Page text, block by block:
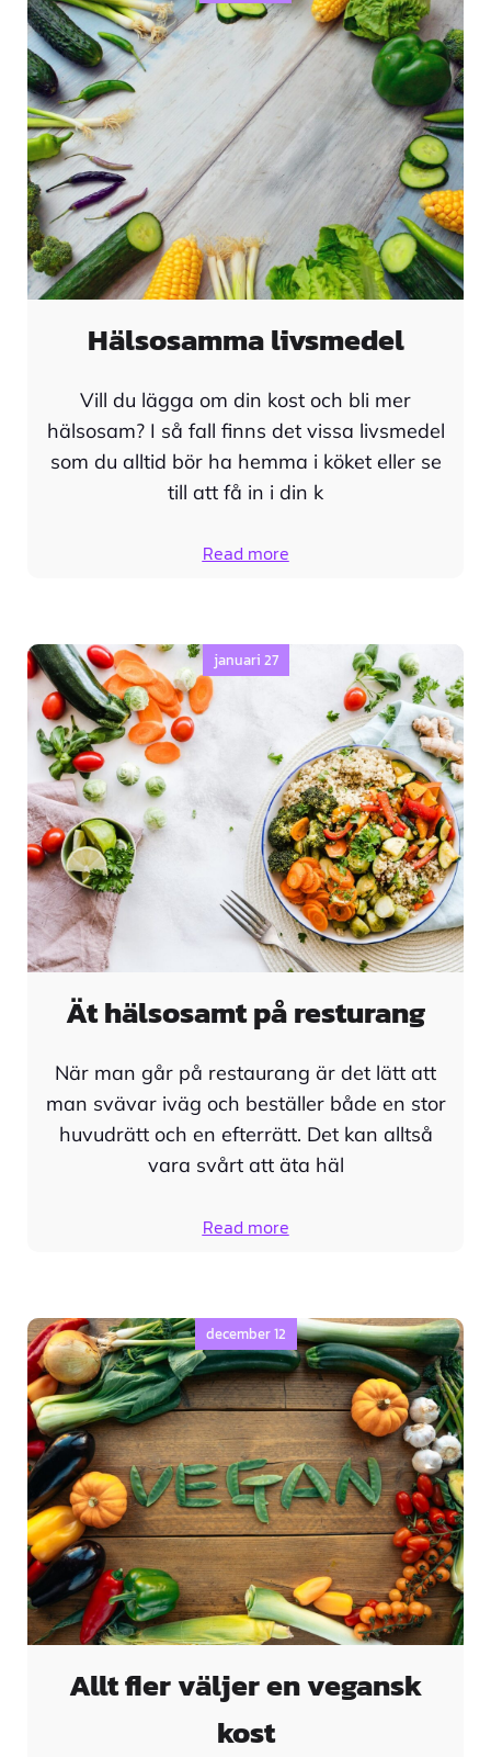
Hälsosamma livsmedel
Vill du lägga om din kost och bli mer
hälsosam? I så fall finns det vissa livsmedel
som du alltid bör ha hemma i köket eller se
till att få in i din k
Read more
januari 27
Ät hälsosamt på resturang
När man går på restaurang är det lätt att
man svävar iväg och beställer både en stor
huvudrätt och en efterrätt. Det kan alltså
vara svårt att äta häl
Read more
december 12
Allt fler väljer en vegansk
kost